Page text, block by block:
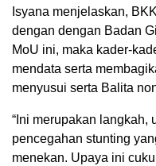
Isyana menjelaskan,
dengan dengan Badan
MoU ini, maka kader-
mendata serta
menyusui serta Balita
“Ini merupakan langkah,
pencegahan stunting
menekan. Upaya ini